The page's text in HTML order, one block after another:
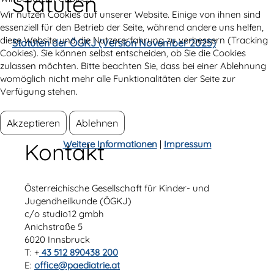
Statuten der ÖGKJ (Version November 2025)
Kontakt
Österreichische Gesellschaft für Kinder- und
Jugendheilkunde (ÖGKJ)
c/o studio12 gmbh
Anichstraße 5
6020 Innsbruck
T: + 43 512 890438 200
E: office@paediatrie.at
Wir nutzen Cookies auf unserer Website. Einige von ihnen sind
essenziell für den Betrieb der Seite, während andere uns helfen,
diese Website und die Nutzererfahrung zu verbessern (Tracking
Cookies). Sie können selbst entscheiden, ob Sie die Cookies
zulassen möchten. Bitte beachten Sie, dass bei einer Ablehnung
womöglich nicht mehr alle Funktionalitäten der Seite zur
Verfügung stehen.
Akzeptieren Ablehnen
Weitere Informationen| Impressum